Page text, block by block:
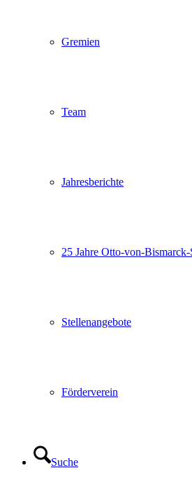
Gremien
Team
Jahresberichte
25 Jahre Otto-von-
Stellenangebote
Förderverein
Suche